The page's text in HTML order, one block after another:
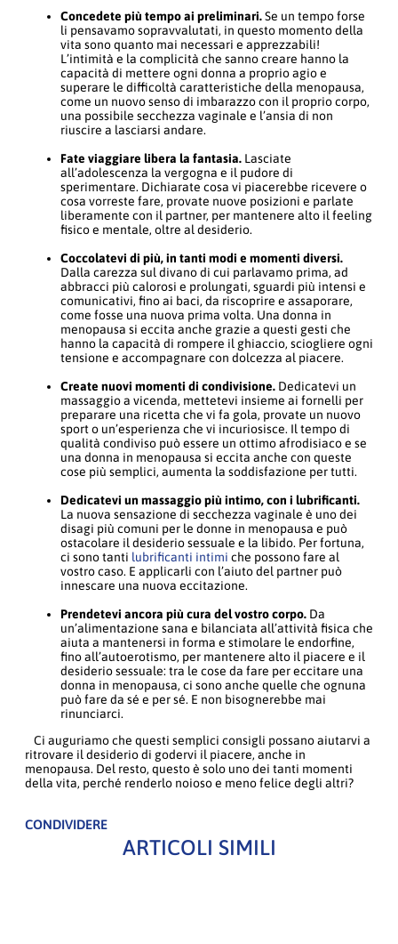
Concedete più tempo ai preliminari.Se un tempo forse
li pensavamo sopravvalutati, in questo momento della
vita sono quanto mai necessari e apprezzabili!
L’intimità e la complicità che sanno creare hanno la
capacità di mettere ogni donna a proprio agio e
superare le difficoltà caratteristiche della menopausa,
come un nuovo senso di imbarazzo con il proprio corpo,
una possibile secchezza vaginale e l’ansia di non
riuscire a lasciarsi andare.
Fate viaggiare libera la fantasia. Lasciate
all’adolescenza la vergogna e il pudore di
sperimentare. Dichiarate cosa vi piacerebbe ricevere o
cosa vorreste fare, provate nuove posizioni e parlate
liberamente con il partner, per mantenere alto il feeling
fisico e mentale, oltre al desiderio.
Coccolatevi di più, in tanti modi e momenti diversi.
Dalla carezza sul divano di cui parlavamo prima, ad
abbracci più calorosi e prolungati, sguardi più intensi e
comunicativi, fino ai baci, da riscoprire e assaporare,
come fosse una nuova prima volta. Una donna in
menopausa si eccita anche grazie a questi gesti che
hanno la capacità di rompere il ghiaccio, sciogliere ogni
tensione e accompagnare con dolcezza al piacere.
Create nuovi momenti di condivisione. Dedicatevi un
massaggio a vicenda, mettetevi insieme ai fornelli per
preparare una ricetta che vi fa gola, provate un nuovo
sport o un’esperienza che vi incuriosisce. Il tempo di
qualità condiviso può essere un ottimo afrodisiaco e se
una donna in menopausa si eccita anche con queste
cose più semplici, aumenta la soddisfazione per tutti.
Dedicatevi un massaggio più intimo, con i lubrificanti.
La nuova sensazione di secchezza vaginale è uno dei
disagi più comuni per le donne in menopausa e può
ostacolare il desiderio sessuale e la libido. Per fortuna,
ci sono tanti lubrificanti intimi che possono fare al
vostro caso. E applicarli con l’aiuto del partner può
innescare una nuova eccitazione.
Prendetevi ancora più cura del vostro corpo. Da
un’alimentazione sana e bilanciata all’attività fisica che
aiuta a mantenersi in forma e stimolare le endorfine,
fino all’autoerotismo, per mantenere alto il piacere e il
desiderio sessuale: tra le cose da fare per eccitare una
donna in menopausa, ci sono anche quelle che ognuna
può fare da sé e per sé. E non bisognerebbe mai
rinunciarci.
Ci auguriamo che questi semplici consigli possano aiutarvi a
ritrovare il desiderio di godervi il piacere, anche in
menopausa. Del resto, questo è solo uno dei tanti momenti
della vita, perché renderlo noioso e meno felice degli altri?
CONDIVIDERE
ARTICOLI SIMILI